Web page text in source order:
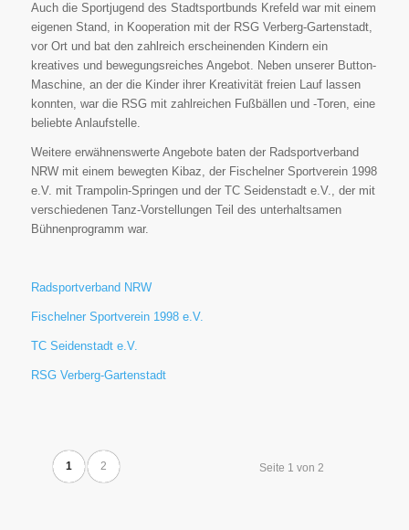
Auch die Sportjugend des Stadtsportbunds Krefeld war mit einem
eigenen Stand, in Kooperation mit der RSG Verberg-Gartenstadt,
vor Ort und bat den zahlreich erscheinenden Kindern ein
kreatives und bewegungsreiches Angebot. Neben unserer Button-
Maschine, an der die Kinder ihrer Kreativität freien Lauf lassen
konnten, war die RSG mit zahlreichen Fußbällen und -Toren, eine
beliebte Anlaufstelle.
Weitere erwähnenswerte Angebote baten der Radsportverband
NRW mit einem bewegten Kibaz, der Fischelner Sportverein 1998
e.V. mit Trampolin-Springen und der TC Seidenstadt e.V., der mit
verschiedenen Tanz-Vorstellungen Teil des unterhaltsamen
Bühnenprogramm war.
Radsportverband NRW
Fischelner Sportverein 1998 e.V.
TC Seidenstadt e.V.
RSG Verberg-Gartenstadt
Seite 1 von 2
1 2